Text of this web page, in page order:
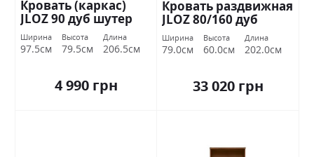
Кровать (каркас)
JLOZ 90 дуб шутер
БРВ Украина
Ширина
97.5см
Высота
79.5см
Длина
206.5см
4 990 грн
Кровать раздвижная
JLOZ 80/160 дуб
шутер БРВ Украина
Ширина
79.0см
Высота
60.0см
Длина
202.0см
33 020 грн